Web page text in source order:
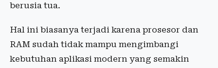
berusia tua.
Hal ini biasanya terjadi karena prosesor dan
RAM sudah tidak mampu mengimbangi
kebutuhan aplikasi modern yang semakin